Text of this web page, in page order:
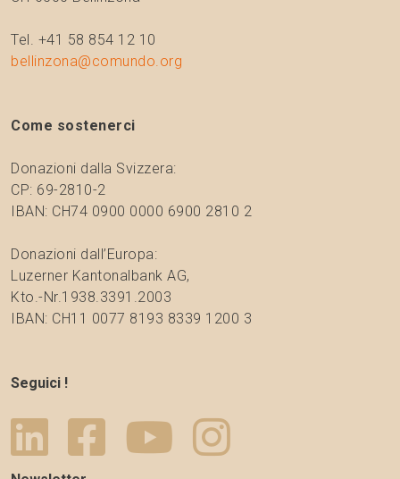
Tel. +41 58 854 12 10
bellinzona@comundo.org
Come sostenerci
Donazioni dalla Svizzera:
CP: 69-2810-2
IBAN: CH74 0900 0000 6900 2810 2
Donazioni dall’Europa:
Luzerner Kantonalbank AG,
Kto.-Nr.1938.3391.2003
IBAN: CH11 0077 8193 8339 1200 3
Seguici !